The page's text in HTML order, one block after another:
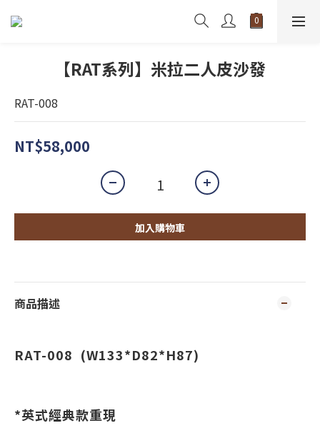
【RAT系列】米拉二人皮沙發
RAT-008
NT$58,000
加入購物車
商品描述
RAT-008 (W133*D82*H87)
*英式經典款重現